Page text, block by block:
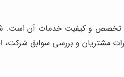
تخصص و کیفیت خدمات آن است.
مشتریان و بررسی سوابق